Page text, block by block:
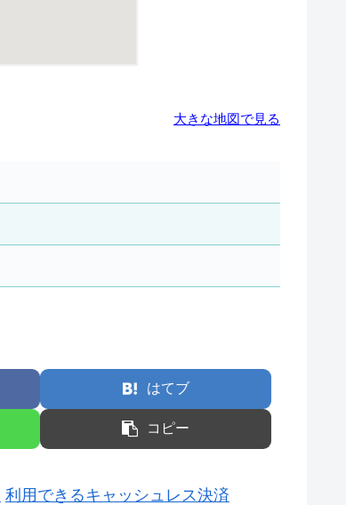
大きな地図で見る
はてブ
コピー
利用できるキャッシュレス決済